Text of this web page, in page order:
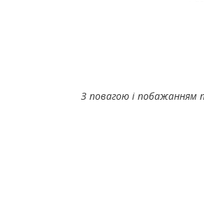
З повагою і побажанням